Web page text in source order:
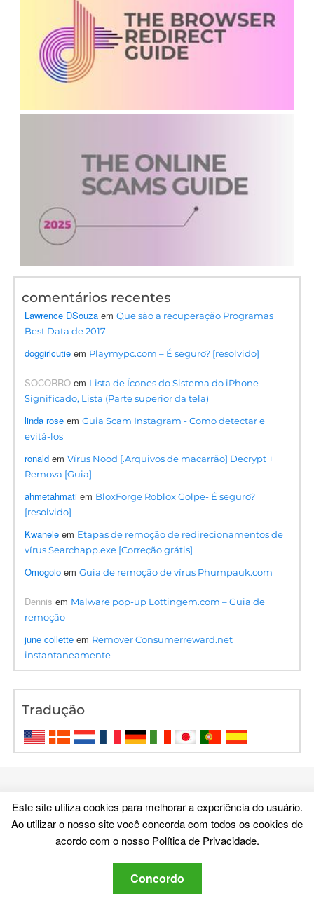
comentários recentes
Lawrence DSouza emQue são a recuperação Programas
Best Data de 2017
doggirlcutie em Playmypc.com – É seguro? [resolvido]
SOCORRO em Lista de Ícones do Sistema do iPhone –
Significado, Lista (Parte superior da tela)
linda rose emGuia Scam Instagram - Como detectar e
evitá-los
ronald emVírus Nood [.Arquivos de macarrão] Decrypt +
Remova [Guia]
ahmetahmati em BloxForge Roblox Golpe- É seguro?
[resolvido]
Kwanele em Etapas de remoção de redirecionamentos de
vírus Searchapp.exe [Correção grátis]
Omogolo emGuia de remoção de vírus Phumpauk.com
Dennis em Malware pop-up Lottingem.com – Guia de
remoção
june collette em Remover Consumerreward.net
instantaneamente
Tradução
Este site utiliza cookies para melhorar a experiência do usuário.
Ao utilizar o nosso site você concorda com todos os cookies de
acordo com o nosso Política de Privacidade.
Concordo